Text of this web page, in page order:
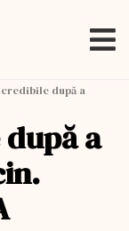
după a
a